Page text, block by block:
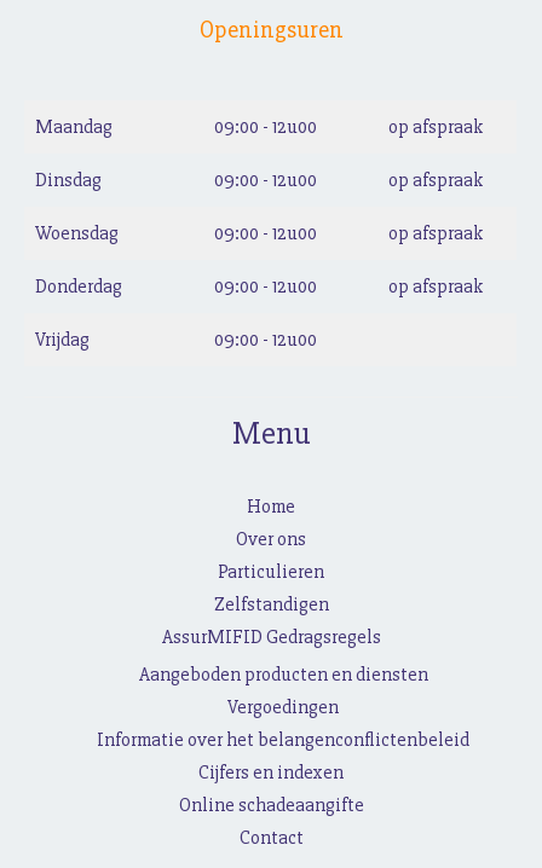
Openingsuren
Maandag 09:00 - 12u00 op afspraak
Dinsdag 09:00 - 12u00 op afspraak
Woensdag 09:00 - 12u00 op afspraak
Donderdag 09:00 - 12u00 op afspraak
Vrijdag 09:00 - 12u00
Menu
Home
Over ons
Particulieren
Zelfstandigen
AssurMIFID Gedragsregels
Aangeboden producten en diensten
Vergoedingen
Informatie over het belangenconflictenbeleid
Cijfers en indexen
Online schadeaangifte
Contact